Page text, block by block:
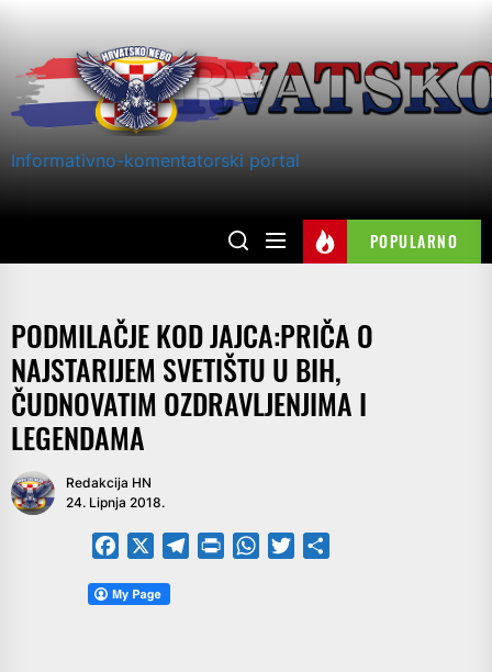
content
Informativno-komentatorski portal
POPULARNO
PODMILAČJE KOD JAJCA:PRIČA O
NAJSTARIJEM SVETIŠTU U BIH,
ČUDNOVATIM OZDRAVLJENJIMA I
LEGENDAMA
Redakcija HN
24. Lipnja 2018.
Facebook TelegramPrintFriendly
WhatsApp
Twitter